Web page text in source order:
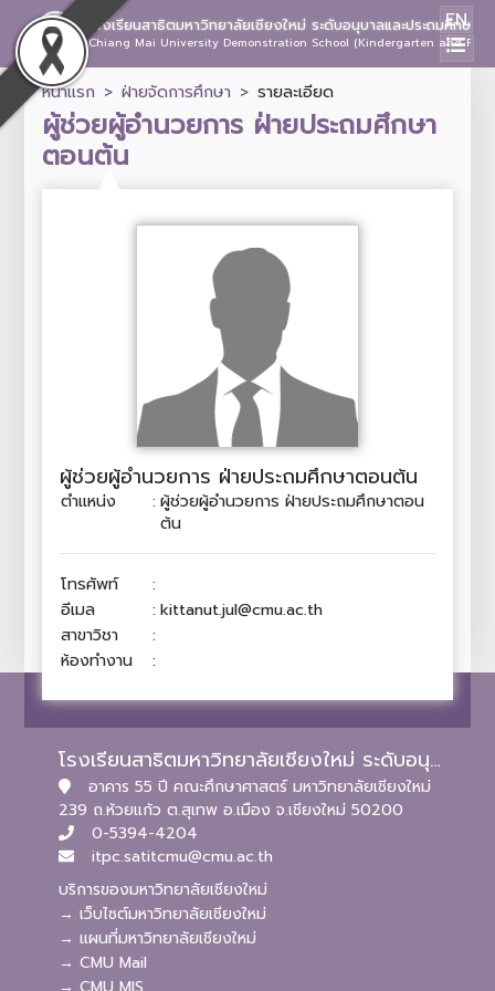
โรงเรียนสาธิตมหาวิทยาลัยเชียงใหม่ ระดับอนุบาลและประถมศึกษา
Chiang Mai University Demonstration School (Kindergarten and
EN
หน้าแรก ฝ่ายจัดการศึกษา รายละเอียด
ผู้ช่วยผู้อำนวยการ ฝ่ายประถมศึกษา
ตอนต้น
ผู้ช่วยผู้อำนวยการ ฝ่ายประถมศึกษาตอนต้น
ตำแหน่ง : ผู้ช่วยผู้อำนวยการ ฝ่ายประถมศึกษาตอน
ต้น
โทรศัพท์
:
อีเมล
: kittanut.jul@cmu.ac.th
สาขาวิชา
:
ห้องทำงาน
:
โรงเรียนสาธิตมหาวิทยาลัยเชียงใหม่ ระดับอนุบาลและประถมศึกษา
อาคาร 55 ปี คณะศึกษาศาสตร์ มหาวิทยาลัยเชียงใหม่
239 ถ.ห้วยแก้ว ต.สุเทพ อ.เมือง จ.เชียงใหม่ 50200
0-5394-4204
itpc.satitcmu@cmu.ac.th
บริการของมหาวิทยาลัยเชียงใหม่
→ เว็บไซต์มหาวิทยาลัยเชียงใหม่
→ แผนที่มหาวิทยาลัยเชียงใหม่
→ CMU Mail